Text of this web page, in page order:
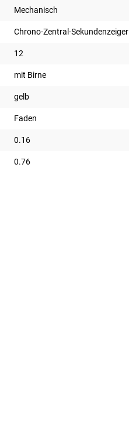
Mechanisch
Chrono-Zentral-Sekundenzeiger
12
mit Birne
gelb
Faden
0.16
0.76